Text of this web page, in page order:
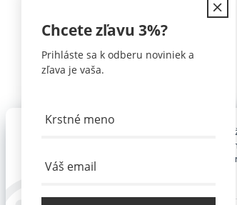
Recenzie a odporúčania
Obchodné podmienky
Blog
Pre základnú funkčnosť, spríjemnenie
súhlasu aj na účely cielenia reklamy
cookies môžete kedykoľvek upraviť
Chcete zľavu 3%?
Prihláste sa k odberu noviniek a
zľava je vaša.